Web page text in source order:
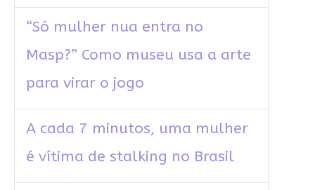
“Só mulher nua entra no
Masp?” Como museu usa a arte
para virar o jogo
A cada 7 minutos, uma mulher
é vítima de stalking no Brasil